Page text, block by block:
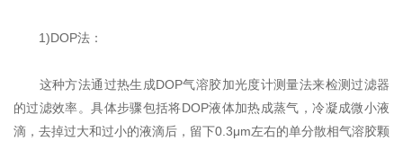
1)DOP法‌：
这种方法通过热生成DOP气溶胶加光度计测量法来检测过滤器
的过滤效率。具体步骤包括将DOP液体加热成蒸气，冷凝成微小液
滴，去掉过大和过小的液滴后，留下0.3μm左右的单分散相气溶胶颗